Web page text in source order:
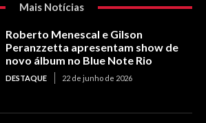
Mais Notícias
Roberto Menescal e Gilson
Peranzzetta apresentam show de
novo álbum no Blue Note Rio
DESTAQUE 22 de junho de 2026